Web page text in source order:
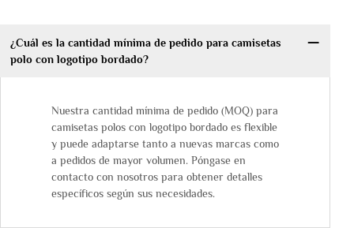
¿Cuál es la cantidad mínima de pedido para camisetas
polo con logotipo bordado?
Nuestra cantidad mínima de pedido (MOQ) para
camisetas polos con logotipo bordado es flexible
y puede adaptarse tanto a nuevas marcas como
a pedidos de mayor volumen. Póngase en
contacto con nosotros para obtener detalles
específicos según sus necesidades.